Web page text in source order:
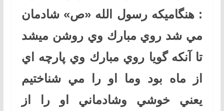
: هنگاميكه رسول الله «ص» شادمان
مي شد روي مبارك وي روشن ميشد
تا آنكه گويا روي مبارك وي پارچه اي
از ماه بود وما او را مي شناختيم
يعني خوشي وشادماني او را از